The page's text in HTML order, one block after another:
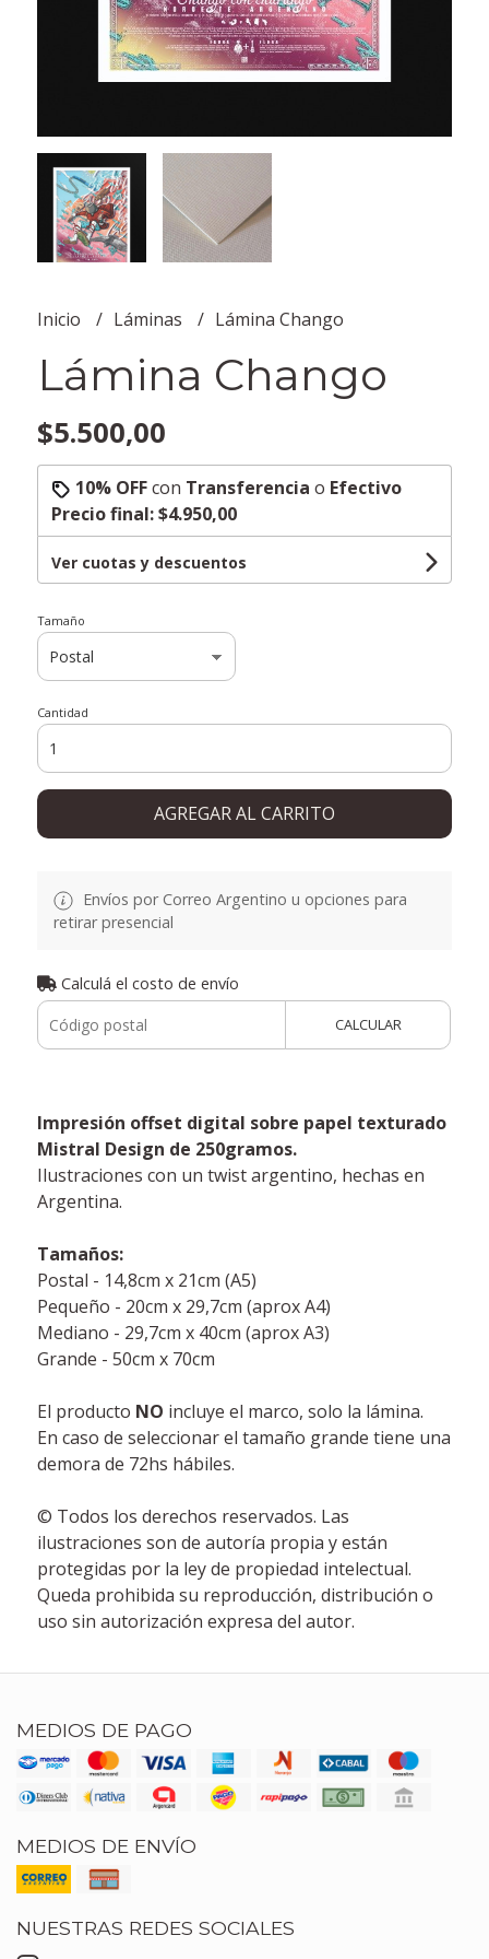
Inicio Láminas Lámina Chango
Lámina Chango
$5.500,00
10% OFFcon Transferencia o Efectivo
Precio final:$4.950,00
Ver cuotas y descuentos
Tamaño
Cantidad
AGREGAR AL CARRITO
Envíos por Correo Argentino u opciones para
retirar presencial
Calculá el costo de envío
CALCULAR
Impresión offset digital sobre papel texturado
Mistral Design de 250gramos.
Ilustraciones con un twist argentino, hechas en
Argentina.
Tamaños:
Postal - 14,8cm x 21cm (A5)
Pequeño - 20cm x 29,7cm (aprox A4)
Mediano - 29,7cm x 40cm (aprox A3)
Grande - 50cm x 70cm
El producto NO incluye el marco, solo la lámina.
En caso de seleccionar el tamaño grande tiene una
demora de 72hs hábiles.
© Todos los derechos reservados. Las
ilustraciones son de autoría propia y están
protegidas por la ley de propiedad intelectual.
Queda prohibida su reproducción, distribución o
uso sin autorización expresa del autor.
MEDIOS DE PAGO
MEDIOS DE ENVÍO
NUESTRAS REDES SOCIALES